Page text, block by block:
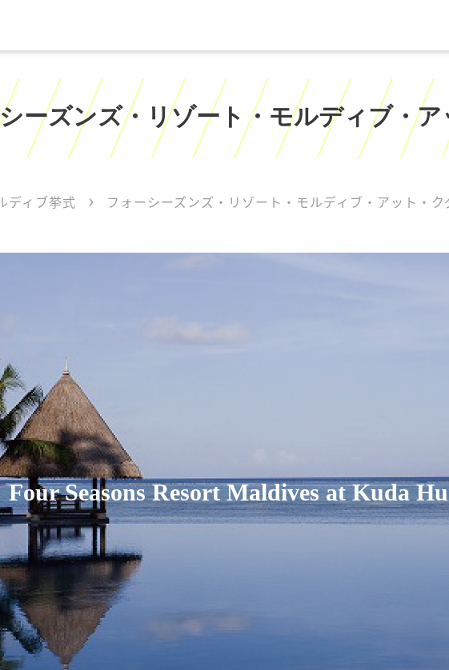
ーズンズ・リゾート・モルディブ・
ディブ挙式 フォーシーズンズ・リゾート・モルディブ・アット・ク
Four Seasons Resort Maldives at Kuda